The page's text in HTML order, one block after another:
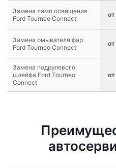
Замена ламп освещения
Ford Tourneo Connect
Замена омывателя фар
Ford Tourneo Connect
Замена подрулевого
шлейфа Ford Tourneo
Connect